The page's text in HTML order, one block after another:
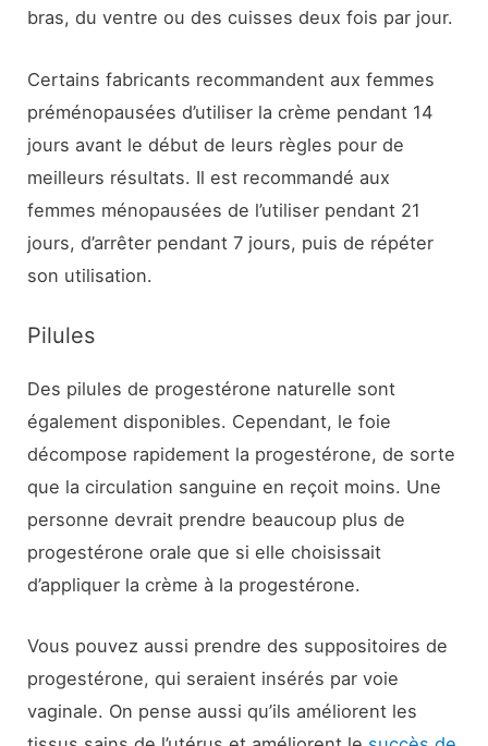
bras, du ventre ou des cuisses deux fois par jour.
Certains fabricants recommandent aux femmes
préménopausées d’utiliser la crème pendant 14
jours avant le début de leurs règles pour de
meilleurs résultats. Il est recommandé aux
femmes ménopausées de l’utiliser pendant 21
jours, d’arrêter pendant 7 jours, puis de répéter
son utilisation.
Pilules
Des pilules de progestérone naturelle sont
également disponibles. Cependant, le foie
décompose rapidement la progestérone, de sorte
que la circulation sanguine en reçoit moins. Une
personne devrait prendre beaucoup plus de
progestérone orale que si elle choisissait
d’appliquer la crème à la progestérone.
Vous pouvez aussi prendre des suppositoires de
progestérone, qui seraient insérés par voie
vaginale. On pense aussi qu’ils améliorent les